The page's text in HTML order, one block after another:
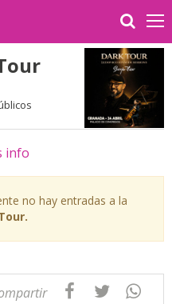
info
no hay entradas a la